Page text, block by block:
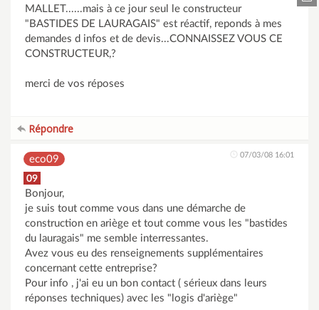
MALLET......mais à ce jour seul le constructeur
"BASTIDES DE LAURAGAIS" est réactif, reponds à mes
demandes d infos et de devis...CONNAISSEZ VOUS CE
CONSTRUCTEUR,?
merci de vos réposes
Répondre
eco09 07/03/08 16:01
09
Bonjour,
je suis tout comme vous dans une démarche de
construction en ariège et tout comme vous les "bastides
du lauragais" me semble interressantes.
Avez vous eu des renseignements supplémentaires
concernant cette entreprise?
Pour info , j'ai eu un bon contact ( sérieux dans leurs
réponses techniques) avec les "logis d'ariège"